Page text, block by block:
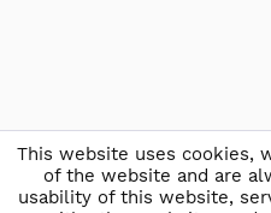
This website uses cookies,
of the website and are
usability of this website,